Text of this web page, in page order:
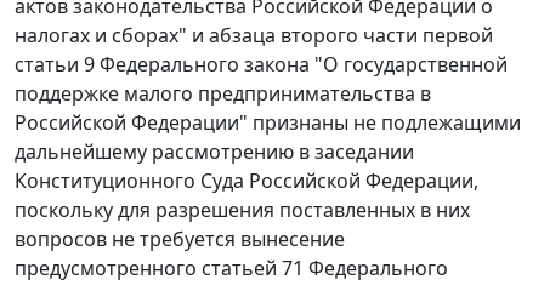
актов законодательства Российской Федерации о
налогах и сборах" и абзаца второго части первой
статьи 9Федерального закона "О государственной
поддержке малого предпринимательства в
Российской Федерации" признаны не подлежащими
дальнейшему рассмотрению в заседании
Конституционного Суда Российской Федерации,
поскольку для разрешения поставленных в них
вопросов не требуется вынесение
предусмотренного статьей 71 Федерального